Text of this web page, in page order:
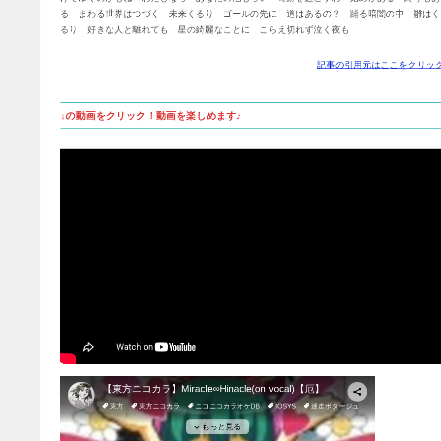
る まわる世界はつづく 未来くるり ゴールの先に 道はあるの？ 踊る暗闇の中 雛はく
るり 好きな人と離れても 星の綺麗なことに こらえ切れず泣く夜も
記事の引用元はここをクリッ
↓の動画をクリック！動画を楽しめます♪